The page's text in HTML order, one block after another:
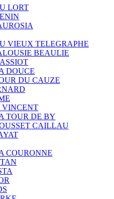
LORT
VIEUX TELEGRAPHE
BEAULIE
DOUCE
DU CAUZE
VINCENT
TOUR DE BY
CAILLAU
COURONNE